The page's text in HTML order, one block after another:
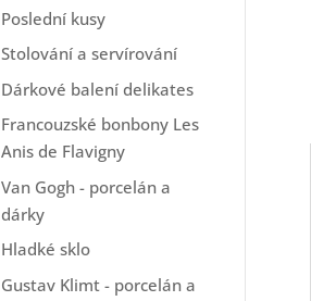
Poslední kusy
Stolování a servírování
Dárkové balení delikates
Francouzské bonbony Les
Anis de Flavigny
Van Gogh - porcelán a
dárky
Hladké sklo
Gustav Klimt - porcelán a